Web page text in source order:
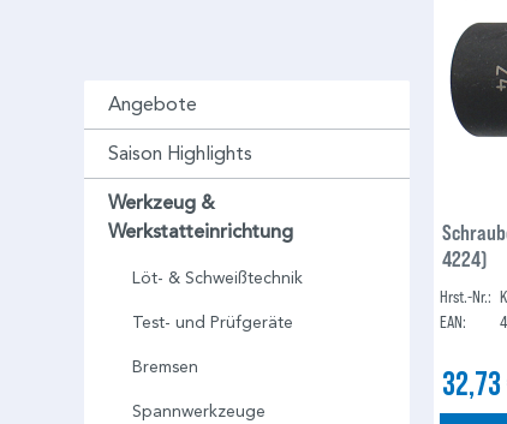
Angebote
Saison Highlights
Werkzeug &
Werkstatteinrichtung
Löt- & Schweißtechnik
Test- und Prüfgeräte
Bremsen
Spannwerkzeuge
4224)
Hrst.-Nr.:
EAN: